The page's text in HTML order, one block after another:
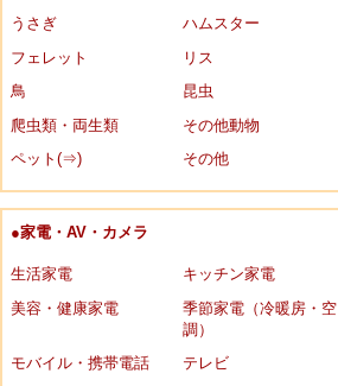
うさぎ
ハムスター
フェレット
リス
鳥
昆虫
爬虫類・両生類
その他動物
ペット(⇒)
その他
●家電・AV・カメラ
生活家電
キッチン家電
美容・健康家電
季節家電（冷暖房・空
調）
モバイル・携帯電話
テレビ